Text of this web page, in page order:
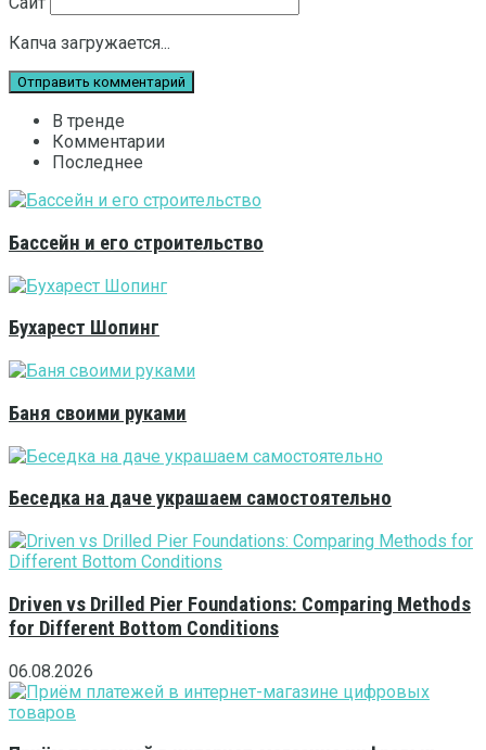
Капча загружается...
В тренде
Комментарии
Последнее
Бассейн и его строительство
Бухарест Шопинг
Баня своими руками
Беседка на даче украшаем самостоятельно
Driven vs Drilled Pier Foundations: Comparing Methods
for Different Bottom Conditions
06.08.2026